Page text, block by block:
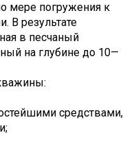
мере погружения к
В результате
в песчаный
на глубине до 10—
средствами,